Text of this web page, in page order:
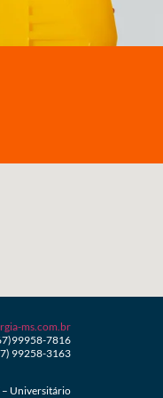
ms.com.br
7816
99258-3163
– Universitário